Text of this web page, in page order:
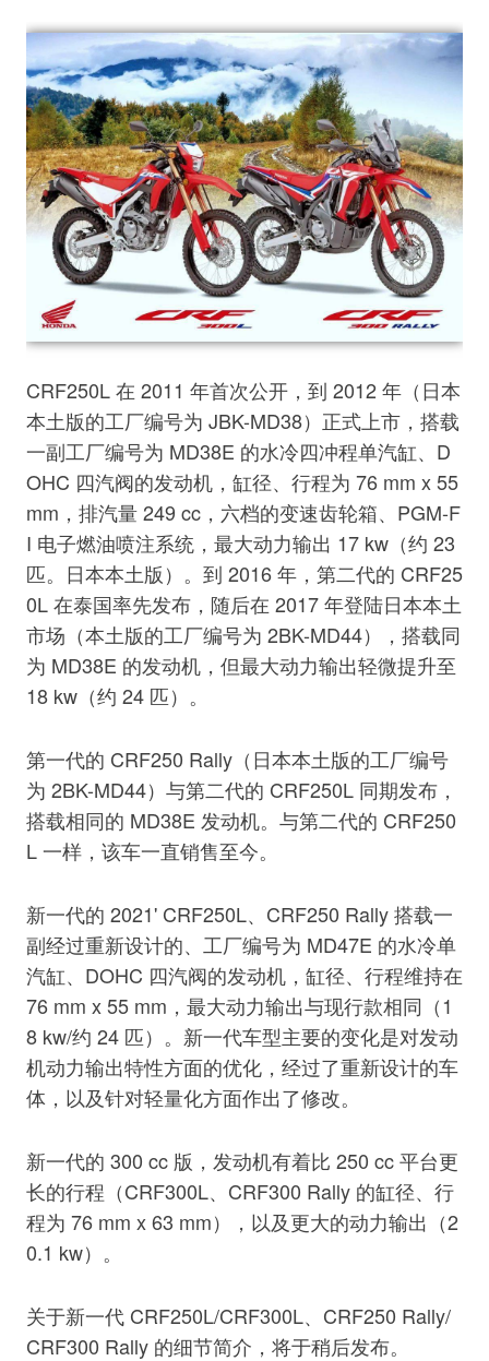
CRF250L 在 2011 年首次公开，到 2012 年（日本
本土版的工厂编号为 JBK-MD38）正式上市，搭载
一副工厂编号为 MD38E 的水冷四冲程单汽缸、D
OHC 四汽阀的发动机，缸径、行程为 76 mm x 55
mm，排汽量 249 cc，六档的变速齿轮箱、PGM-F
I 电子燃油喷注系统，最大动力输出 17 kw（约 23
匹。日本本土版）。到 2016 年，第二代的 CRF25
0L 在泰国率先发布，随后在 2017 年登陆日本本土
市场（本土版的工厂编号为 2BK-MD44），搭载同
为 MD38E 的发动机，但最大动力输出轻微提升至
18 kw（约 24 匹）。
第一代的 CRF250 Rally（日本本土版的工厂编号
为 2BK-MD44）与第二代的 CRF250L 同期发布，
搭载相同的 MD38E 发动机。与第二代的 CRF250
L 一样，该车一直销售至今。
新一代的 2021' CRF250L、CRF250 Rally 搭载一
副经过重新设计的、工厂编号为 MD47E 的水冷单
汽缸、DOHC 四汽阀的发动机，缸径、行程维持在
76 mm x 55 mm，最大动力输出与现行款相同（1
8 kw/约 24 匹）。新一代车型主要的变化是对发动
机动力输出特性方面的优化，经过了重新设计的车
体，以及针对轻量化方面作出了修改。
新一代的 300 cc 版，发动机有着比 250 cc 平台更
长的行程（CRF300L、CRF300 Rally 的缸径、行
程为 76 mm x 63 mm），以及更大的动力输出（2
0.1 kw）。
关于新一代 CRF250L/CRF300L、CRF250 Rally/
CRF300 Rally 的细节简介，将于稍后发布。